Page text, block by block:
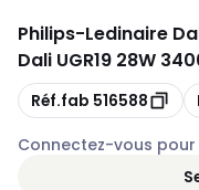
Philips-Ledinaire
Dali UGR19 28W
Copie
Réf.fab 516588
Connectez-vous